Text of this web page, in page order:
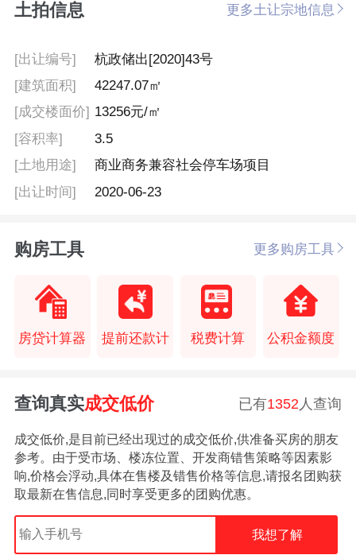
土拍信息 更多土让宗地信息
[出让编号]
杭政储出[2020]43号
[建筑面积]
42247.07㎡
[成交楼面价] 13256元/㎡
[容积率]
3.5
[土地用途]
商业商务兼容社会停车场项目
[出让时间]
2020-06-23
购房工具 更多购房工具
房贷计算器 提前还款计 税费计算 公积金额度
查询真实成交低价 已有1352人查询
成交低价,是目前已经出现过的成交低价,供准备买房的朋友
参考。由于受市场、楼冻位置、开发商错售策略等因素影
响,价格会浮动,具体在售楼及错售价格等信息,请报名团购获
取最新在售信息,同时享受更多的团购优惠。
我想了解